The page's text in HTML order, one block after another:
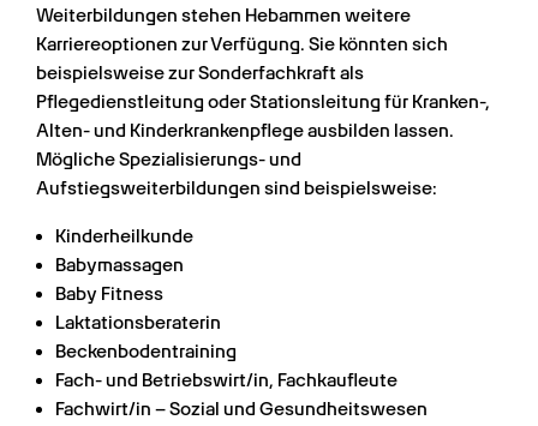
Weiterbildungen stehen Hebammen weitere
Karriereoptionen zur Verfügung. Sie könnten sich
beispielsweise zur Sonderfachkraft als
Pflegedienstleitung oder Stationsleitung für Kranken-,
Alten- und Kinderkrankenpflege ausbilden lassen.
Mögliche Spezialisierungs- und
Aufstiegsweiterbildungen sind beispielsweise:
Kinderheilkunde
Babymassagen
Baby Fitness
Laktationsberaterin
Beckenbodentraining
Fach- und Betriebswirt/in, Fachkaufleute
Fachwirt/in – Sozial und Gesundheitswesen